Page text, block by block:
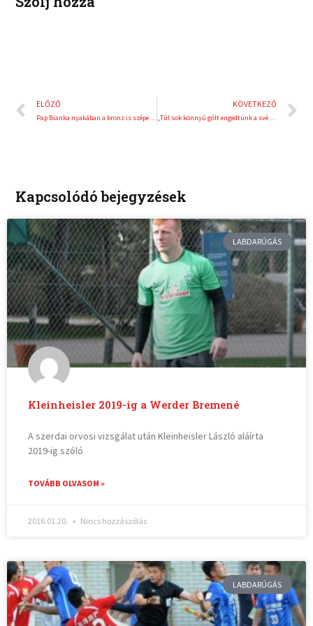
Előző
ELŐZŐ
Pap Bianka nyakában a bronz is szépen csillog
KÖVETKEZŐ
„Túl sok könnyű gólt engedtünk a svédeknek”
Kapcsolódó bejegyzések
LABDARÚGÁS
Kleinheisler 2019-ig a Werder Bremené
A szerdai orvosi vizsgálat után Kleinheisler László aláírta
2019-ig szóló
TOVÁBB OLVASOM »
2016.01.20. Nincs hozzászólás
LABDARÚGÁS